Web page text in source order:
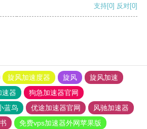
支持[0] 反对[0]
旋风加速度器 旋风
旋风加速
速器
狗急加速器官网
蓝鸟 优途加速器官网
风驰加速器
免费vps加速器外网苹果版